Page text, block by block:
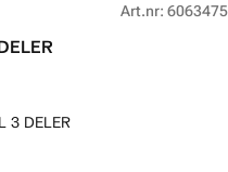
Art.nr:
3 DELER